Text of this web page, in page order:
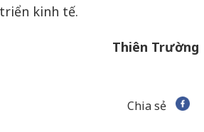
kinh tế.
Thiên Trường
Chia sẻ